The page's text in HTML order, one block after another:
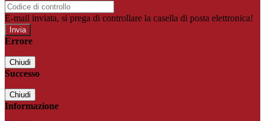
E-mail inviata, si prega di controllare la casella di posta elettronica!
Errore
Chiudi
Successo
Chiudi
Informazione